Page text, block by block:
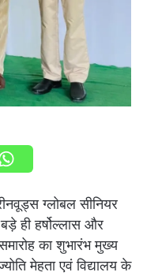
ग्लोबल सीनियर
ही हर्षोल्लास और
का शुभारंभ मुख्य
मेहता एवं विद्यालय के